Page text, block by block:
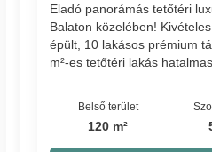
Eladó panorámás tetőtéri
Balaton közelében!
épült, 10 lakásos prémium
m²-es tetőtéri lakás
Belső terület
120 m²